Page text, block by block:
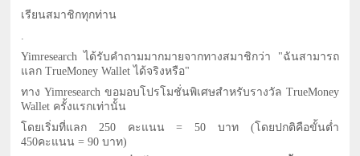
เรียนสมาชิกทุกท่าน
.
Yimresearch ได้รับคำถามมากมายจากทางสมาชิกว่า "ฉันสามารถ
แลก TrueMoney Wallet ได้จริงหรือ"
ทาง Yimresearch ขอมอบโปรโมชั่นพิเศษสำหรับรางวัล TrueMoney
Wallet ครั้งแรกเท่านั้น
โดยเริ่มที่แลก 250 คะแนน = 50 บาท (โดยปกติคือขั้นต่ำ
450คะแนน = 90 บาท)